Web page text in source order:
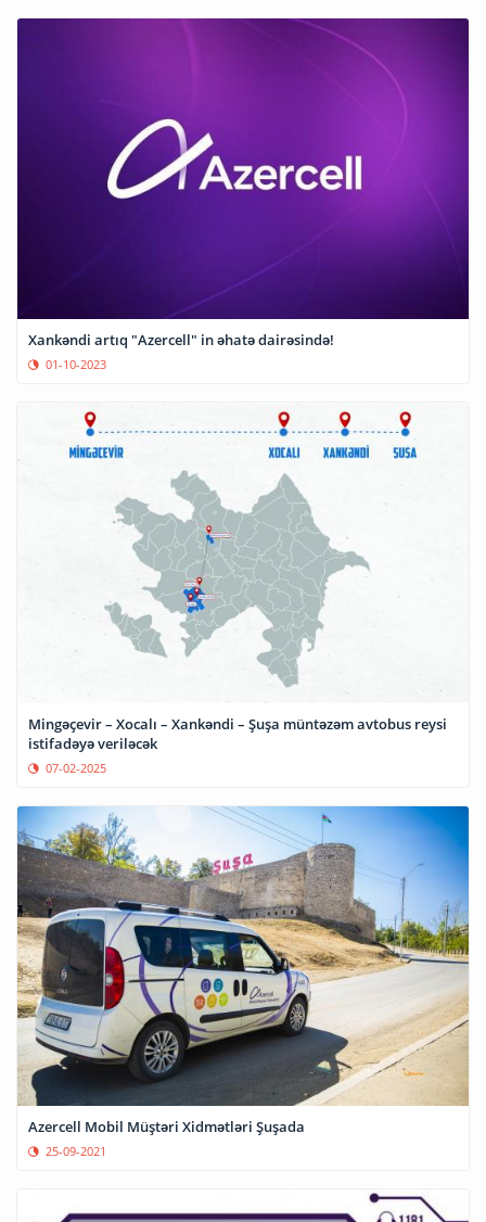
Xankəndi artıq "Azercell" in əhatə dairəsində!
01-10-2023
Mingəçevir – Xocalı – Xankəndi – Şuşa müntəzəm avtobus reysi
istifadəyə veriləcək
07-02-2025
Azercell Mobil Müştəri Xidmətləri Şuşada
25-09-2021